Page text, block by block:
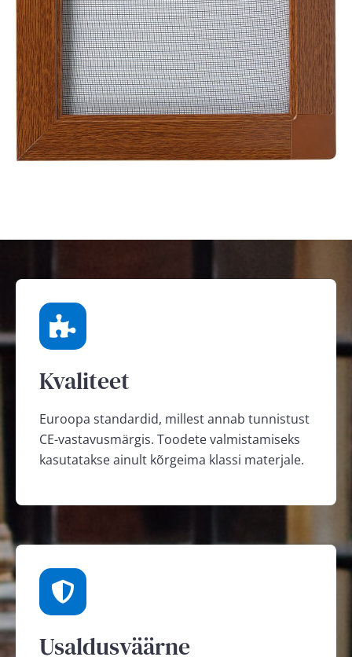
Kvaliteet
Euroopa standardid, millest annab tunnistust
CE-vastavusmärgis. Toodete valmistamiseks
kasutatakse ainult kõrgeima klassi materjale.
Usaldusväärne